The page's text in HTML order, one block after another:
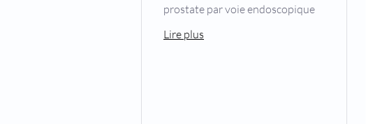
prostate par voie endoscopique
Lire plus